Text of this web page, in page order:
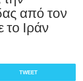
από τον
Ιράν
TWEET